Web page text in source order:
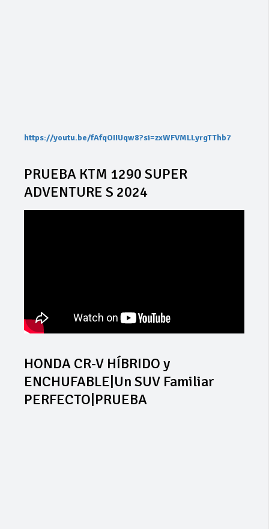
https://youtu.be/fAfqOIIUqw8?si=zxWFVMLLyrgTThb7
PRUEBA KTM 1290 SUPER
ADVENTURE S 2024
HONDA CR-V HÍBRIDO y
ENCHUFABLE|Un SUV Familiar
PERFECTO|PRUEBA